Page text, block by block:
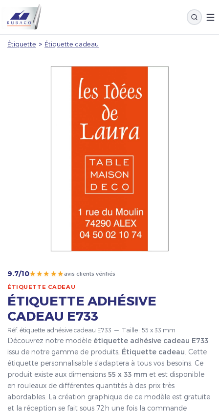
Étiquette > Étiquette cadeau
9.7/10★★★★★avis clients vérifiés
ÉTIQUETTE CADEAU
ÉTIQUETTE ADHÉSIVE
CADEAU E733
Réf. étiquette adhésive cadeau E733 — Taille : 55 x 33 mm
Découvrez notre modèle étiquette adhésive cadeau E733
issu de notre gamme de produits, Étiquette cadeau . Cette
étiquette personnalisable s'adaptera à tous vos besoins. Ce
produit existe aux dimensions 55 x 33 mm et est disponible
en rouleaux de différentes quantités à des prix très
abordables. La création graphique de ce modèle est gratuite
et la réception se fait sous 72h une fois la commande